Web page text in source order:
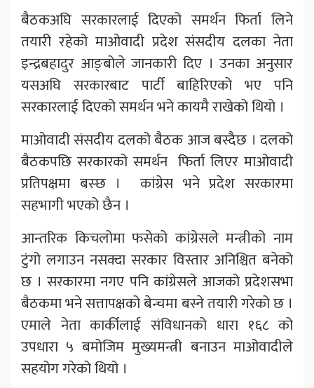
बैठकअघि सरकारलाई दिएको समर्थन फिर्ता लिने
तयारी रहेको माओवादी प्रदेश संसदीय दलका नेता
इन्द्रबहादुर आङ्बोले जानकारी दिए । उनका अनुसार
यसअघि सरकारबाट पार्टी बाहिरिएको भए पनि
सरकारलाई दिएको समर्थन भने कायमै राखेको थियो ।
माओवादी संसदीय दलको बैठक आज बस्दैछ । दलको
बैठकपछि सरकारको समर्थन फिर्ता लिएर माओवादी
प्रतिपक्षमा बस्छ । कांग्रेस भने प्रदेश सरकारमा
सहभागी भएको छैन ।
आन्तरिक किचलोमा फसेको कांग्रेसले मन्त्रीको नाम
टुंगो लगाउन नसक्दा सरकार विस्तार अनिश्चित बनेको
छ । सरकारमा नगए पनि कांग्रेसले आजको प्रदेशसभा
बैठकमा भने सत्तापक्षको बेन्चमा बस्ने तयारी गरेको छ ।
एमाले नेता कार्कीलाई संविधानको धारा १६८ को
उपधारा ५ बमोजिम मुख्यमन्त्री बनाउन माओवादीले
सहयोग गरेको थियो ।